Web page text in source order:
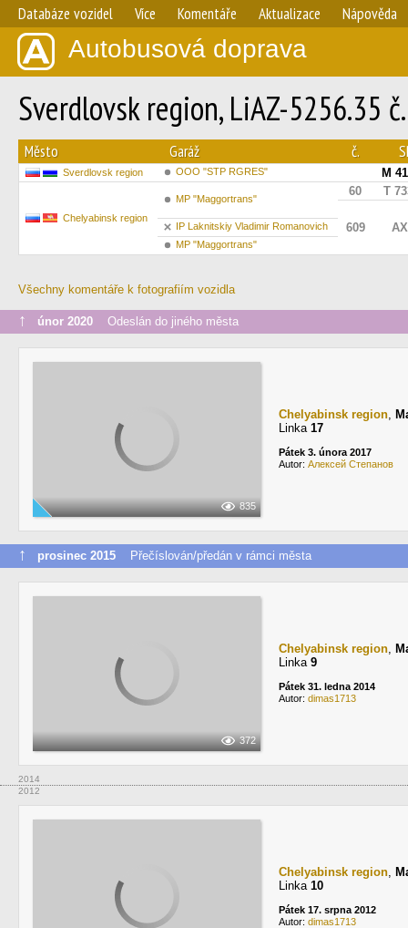
Databáze vozidel Více Komentáře Aktualizace Nápověda
Autobusová doprava
Sverdlovsk region, LiAZ-5256.35
Město Garáž č.
Sverdlovsk region OOO "STP RGRES" М
Chelyabinsk region
MP "Maggortrans"
60 Т
609 АХ
IP Laknitskiy Vladimir Romanovich
MP "Maggortrans"
Všechny komentáře k fotografiím vozidla
↑ únor 2020 Odeslán do jiného města
835
Chelyabinsk region,
Linka 17
Pátek 3. února 2017
Autor: Алексей Степанов
↑ prosinec 2015 Přečíslován/předán v rámci města
372
Chelyabinsk region,
Linka 9
Pátek 31. ledna 2014
Autor: dimas1713
2014
2012
Chelyabinsk region,
Linka 10
Pátek 17. srpna 2012
Autor: dimas1713